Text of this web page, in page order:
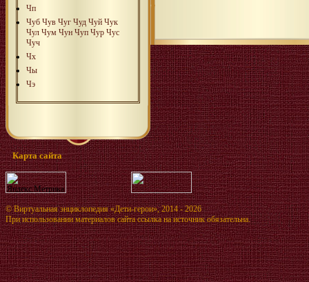
Чп
Чуб Чув Чуг Чуд Чуй Чук
Чул Чум Чун Чуп Чур Чус
Чуч
Чх
Чы
Чэ
Карта сайта
©Виртуальная энциклопедия «Дети-герои», 2014 - 2026
При использовании материалов сайта ссылка на источник обязательна.